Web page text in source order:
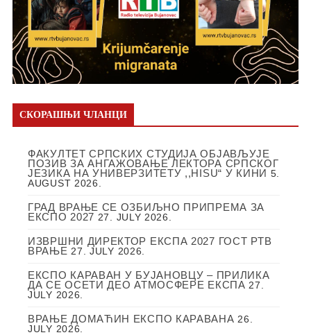
СКОРАШЊИ ЧЛАНЦИ
ФАКУЛТЕТ СРПСКИХ СТУДИЈА ОБЈАВЉУЈЕ
ПОЗИВ ЗА АНГАЖОВАЊЕ ЛЕКТОРА СРПСКОГ
ЈЕЗИКА НА УНИВЕРЗИТЕТУ ,,HISU“ У КИНИ 5.
AUGUST 2026.
ГРАД ВРАЊЕ СЕ ОЗБИЉНО ПРИПРЕМА ЗА
ЕКСПО 2027 27. JULY 2026.
ИЗВРШНИ ДИРЕКТОР ЕКСПА 2027 ГОСТ РТВ
ВРАЊЕ 27. JULY 2026.
ЕКСПО КАРАВАН У БУЈАНОВЦУ – ПРИЛИКА
ДА СЕ ОСЕТИ ДЕО АТМОСФЕРЕ ЕКСПА 27.
JULY 2026.
ВРАЊЕ ДОМАЋИН ЕКСПО КАРАВАНА 26.
JULY 2026.